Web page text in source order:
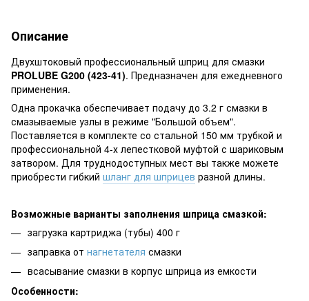
Описание
Двухштоковый профессиональный шприц для смазки
PROLUBE G200 (423-41). Предназначен для ежедневного
применения.
Одна прокачка обеспечивает подачу до 3.2 г смазки в
смазываемые узлы в режиме "Большой объем".
Поставляется в комплекте со стальной 150 мм трубкой и
профессиональной 4-х лепестковой муфтой с шариковым
затвором. Для труднодоступных мест вы также можете
приобрести гибкий шланг для шприцев разной длины.
Возможные варианты заполнения шприца смазкой:
загрузка картриджа (тубы) 400 г
заправка от нагнетателя смазки
всасывание смазки в корпус шприца из емкости
Особенности: